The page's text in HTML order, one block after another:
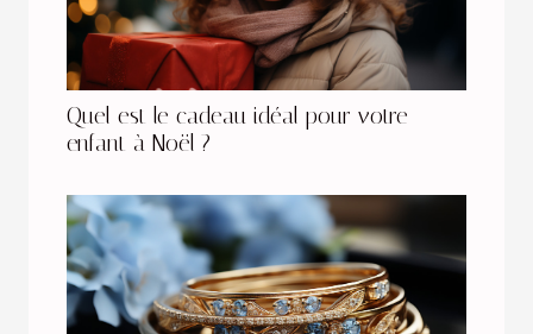
Quel est le cadeau idéal pour votre
enfant à Noël ?